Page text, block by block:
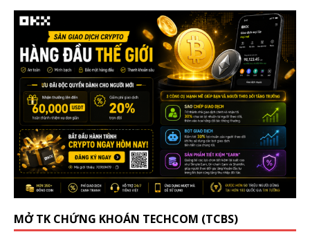
MỞ TK CHỨNG KHOÁN TECHCOM (TCBS)